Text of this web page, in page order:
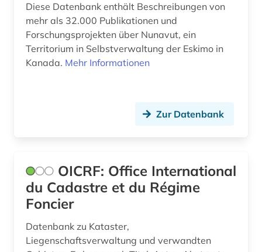
mexiko (1)
mikrofiche (1)
mikroform (1)
mode (1)
morges (1)
mozart (1)
Diese Datenbank enthält Beschreibungen von
mehr als 32.000 Publikationen und
Forschungsprojekten über Nunavut, ein
Territorium in Selbstverwaltung der Eskimo in
Kanada. Mehr Informationen
Zur Datenbank
OICRF: Office International
du Cadastre et du Régime
Foncier
Datenbank zu Kataster,
Liegenschaftsverwaltung und verwandten